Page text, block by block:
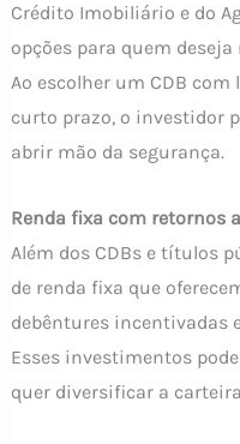
Crédito Imobiliário e do
opções para quem
Ao escolher um CDB
curto prazo, o investidor
abrir mão da segurança.
Renda fixa com retornos
Além dos CDBs e títulos
de renda fixa que
debêntures incentivadas
Esses investimentos
quer diversificar a